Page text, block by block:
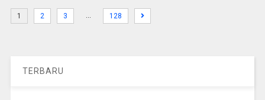
1 2 3 … 128
TERBARU